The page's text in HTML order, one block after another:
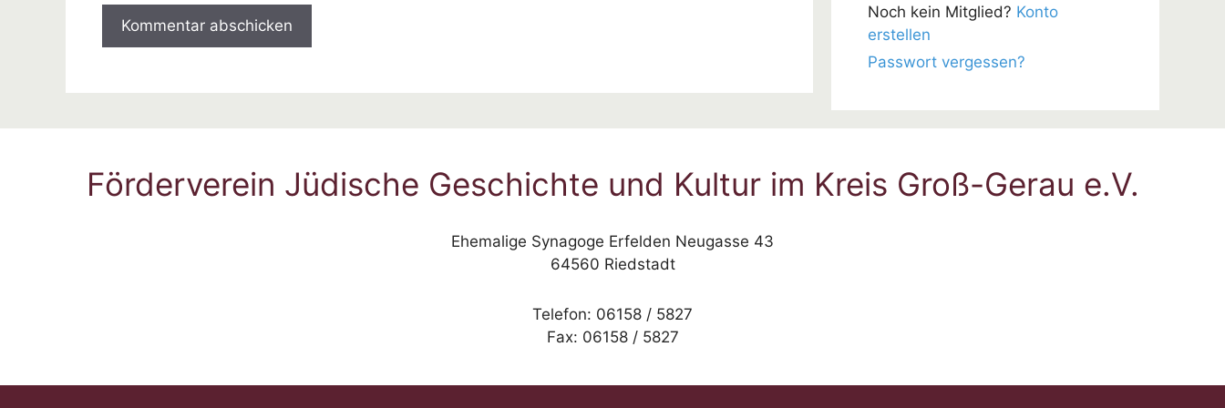
Noch kein Mitglied? Konto
erstellen
Passwort vergessen?
Förderverein Jüdische Geschichte und Kultur im Kreis Groß-Gerau e.V.
Ehemalige Synagoge Erfelden Neugasse 43
64560 Riedstadt
Telefon: 06158 / 5827
Fax: 06158 / 5827